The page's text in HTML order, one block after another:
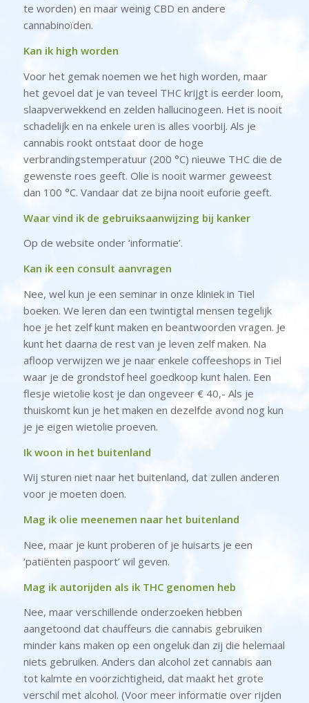
te worden) en maar weinig CBD en andere
cannabinoïden.
Kan ik high worden
Voor het gemak noemen we het high worden, maar
het gevoel dat je van teveel THC krijgt is eerder loom,
slaapverwekkend en zelden hallucinogeen. Het is nooit
schadelijk en na enkele uren is alles voorbij. Als je
cannabis rookt ontstaat door de hoge
verbrandingstemperatuur (200 °C) nieuwe THC die de
gewenste roes geeft. Olie is nooit warmer geweest
dan 100 °C. Vandaar dat ze bijna nooit euforie geeft.
Waar vind ik de gebruiksaanwijzing bij kanker
Op de website onder ‘informatie’.
Kan ik een consult aanvragen
Nee, wel kun je een seminar in onze kliniek in Tiel
boeken. We leren dan een twintigtal mensen tegelijk
hoe je het zelf kunt maken en beantwoorden vragen. Je
kunt het daarna de rest van je leven zelf maken. Na
afloop verwijzen we je naar enkele coffeeshops in Tiel
waar je de grondstof heel goedkoop kunt halen. Een
flesje wietolie kost je dan ongeveer € 40,- Als je
thuiskomt kun je het maken en dezelfde avond nog kun
je je eigen wietolie proeven.
Ik woon in het buitenland
Wij sturen niet naar het buitenland, dat zullen anderen
voor je moeten doen.
Mag ik olie meenemen naar het buitenland
Nee, maar je kunt proberen of je huisarts je een
‘patiënten paspoort’ wil geven.
Mag ik autorijden als ik THC genomen heb
Nee, maar verschillende onderzoeken hebben
aangetoond dat chauffeurs die cannabis gebruiken
minder kans maken op een ongeluk dan zij die helemaal
niets gebruiken. Anders dan alcohol zet cannabis aan
tot kalmte en voorzichtigheid, dat maakt het grote
verschil met alcohol. (Voor meer informatie over rijden